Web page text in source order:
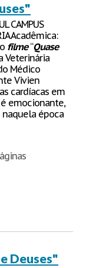
CAMPUS
Acadêmica:
filme“Quase
Veterinária
Médico
Vivien
cardíacas em
emocionante,
época
Deuses"